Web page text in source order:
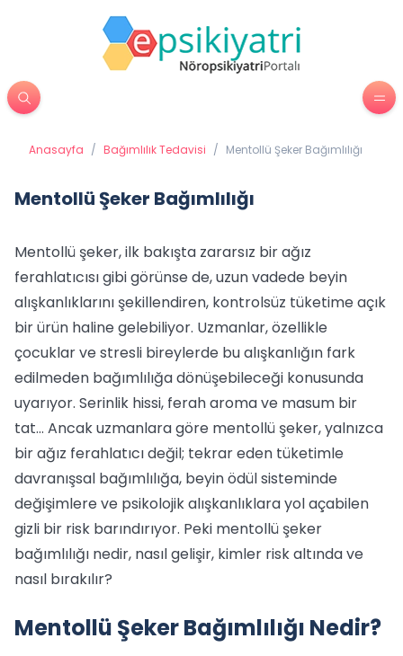
Anasayfa / Bağımlılık Tedavisi / Mentollü Şeker Bağımlılığı
Mentollü Şeker Bağımlılığı
Mentollü şeker, ilk bakışta zararsız bir ağız
ferahlatıcısı gibi görünse de, uzun vadede beyin
alışkanlıklarını şekillendiren, kontrolsüz tüketime açık
bir ürün haline gelebiliyor. Uzmanlar, özellikle
çocuklar ve stresli bireylerde bu alışkanlığın fark
edilmeden bağımlılığa dönüşebileceği konusunda
uyarıyor. Serinlik hissi, ferah aroma ve masum bir
tat… Ancak uzmanlara göre mentollü şeker, yalnızca
bir ağız ferahlatıcı değil; tekrar eden tüketimle
davranışsal bağımlılığa, beyin ödül sisteminde
değişimlere ve psikolojik alışkanlıklara yol açabilen
gizli bir risk barındırıyor. Peki mentollü şeker
bağımlılığı nedir, nasıl gelişir, kimler risk altında ve
nasıl bırakılır?
Mentollü Şeker Bağımlılığı Nedir?